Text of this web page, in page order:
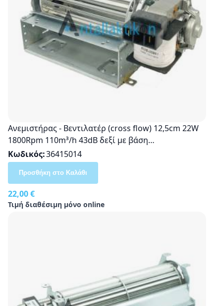
Ανεμιστήρας - Βεντιλατέρ (cross flow) 12,5cm 22W
1800Rpm 110m³/h 43dB δεξί με βάση
Θερμοσυσσωρευτή Γενικής Χρήσης
Κωδικός 36415014
22,00 €
Τιμή διαθέσιμη μόνο online
Προσθήκη στο Καλάθι